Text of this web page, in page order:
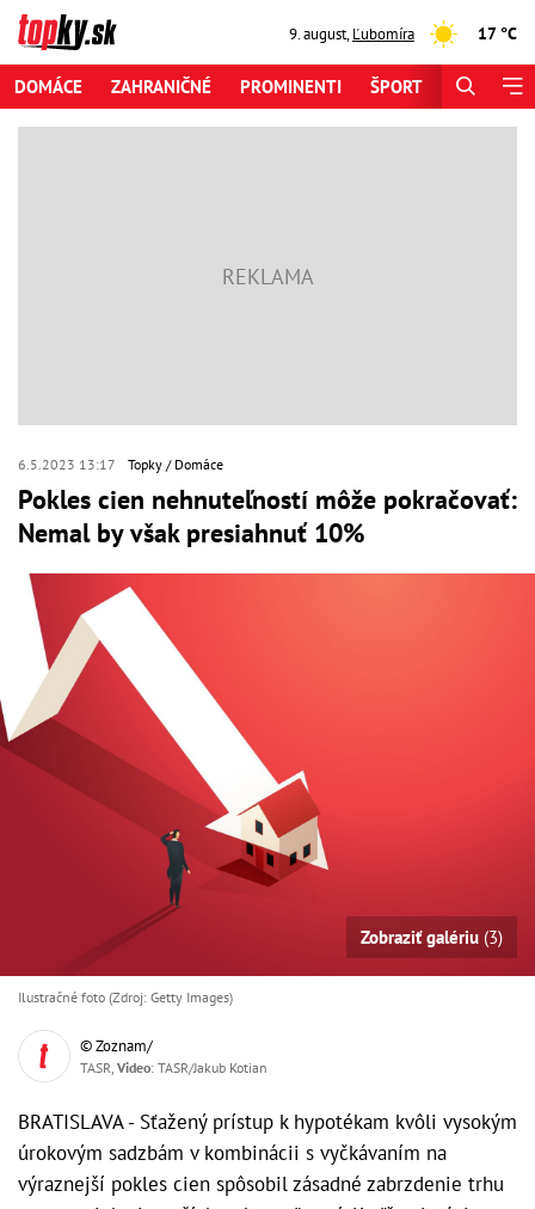
9. august,Ľubomíra 17 °C
DOMÁCE ZAHRANIČNÉ PROMINENTI ŠPORT
6.5.2023 13:17 Topky Domáce
Pokles cien nehnuteľností môže pokračovať:
Nemal by však presiahnuť 10%
Zobraziť galériu (3)
Ilustračné foto (Zdroj: Getty Images)
© Zoznam/
TASR, Video: TASR/Jakub Kotian
BRATISLAVA - Sťažený prístup k hypotékam kvôli vysokým
úrokovým sadzbám v kombinácii s vyčkávaním na
výraznejší pokles cien spôsobil zásadné zabrzdenie trhu